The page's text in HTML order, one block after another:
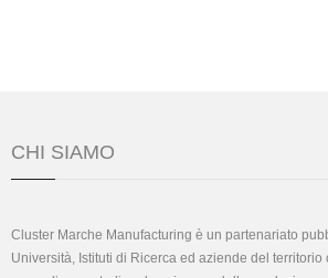
CHI SIAMO
Cluster Marche Manufacturing è un partenariato
Università, Istituti di Ricerca ed aziende del